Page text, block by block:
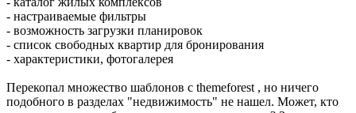
- настраиваемые фильтры
- возможность загрузки планировок
- список свободных квартир для бронирования
- характеристики, фотогалерея
Перекопал множество шаблонов с themeforest , но ничего
подобного в разделах "недвижимость" не нашел. Может, кто